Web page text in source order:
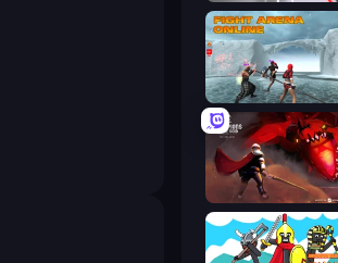
Fight Arena Online